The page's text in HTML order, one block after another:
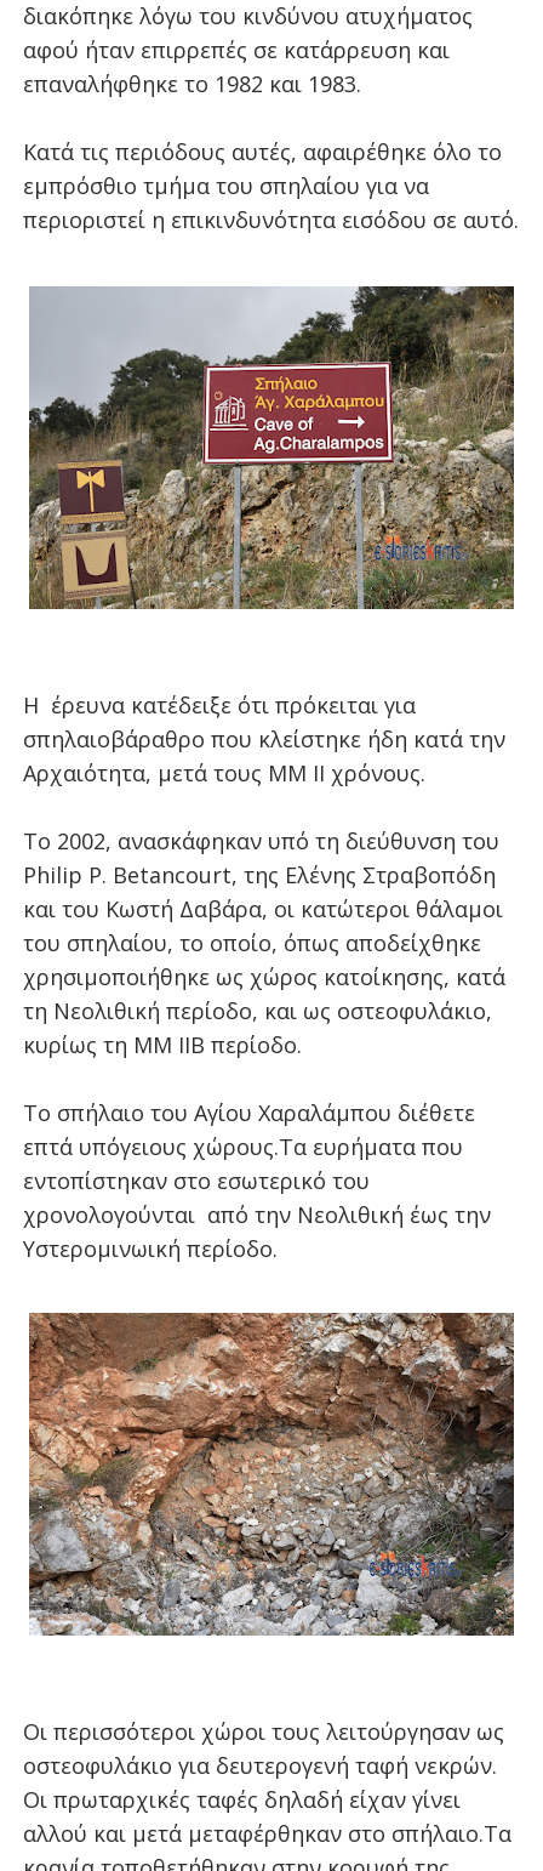
διακόπηκε λόγω του κινδύνου ατυχήματος
αφού ήταν επιρρεπές σε κατάρρευση και
επαναλήφθηκε το 1982 και 1983.
Κατά τις περιόδους αυτές, αφαιρέθηκε όλο το
εμπρόσθιο τμήμα του σπηλαίου για να
περιοριστεί η επικινδυνότητα εισόδου σε αυτό.
Η έρευνα κατέδειξε ότι πρόκειται για
σπηλαιοβάραθρο που κλείστηκε ήδη κατά την
Αρχαιότητα, μετά τους ΜΜ ΙΙ χρόνους.
Το 2002, ανασκάφηκαν υπό τη διεύθυνση του
Philip P. Betancourt, της Ελένης Στραβοπόδη
και του Κωστή Δαβάρα, οι κατώτεροι θάλαμοι
του σπηλαίου, το οποίο, όπως αποδείχθηκε
χρησιμοποιήθηκε ως χώρος κατοίκησης, κατά
τη Νεολιθική περίοδο, και ως οστεοφυλάκιο,
κυρίως τη ΜΜ ΙΙΒ περίοδο.
Το σπήλαιο του Αγίου Χαραλάμπου διέθετε
επτά υπόγειους χώρους.Τα ευρήματα που
εντοπίστηκαν στο εσωτερικό του
χρονολογούνται από την Νεολιθική έως την
Υστερομινωική περίοδο.
Οι περισσότεροι χώροι τους λειτούργησαν ως
οστεοφυλάκιο για δευτερογενή ταφή νεκρών.
Οι πρωταρχικές ταφές δηλαδή είχαν γίνει
αλλού και μετά μεταφέρθηκαν στο σπήλαιο.Τα